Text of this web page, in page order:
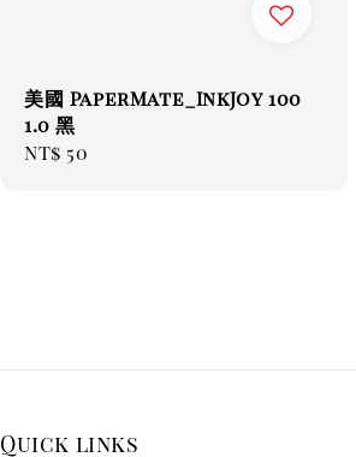
美國 PaperMate_InkJoy 100
1.0 黑
Regular
NT$ 50
Quick links